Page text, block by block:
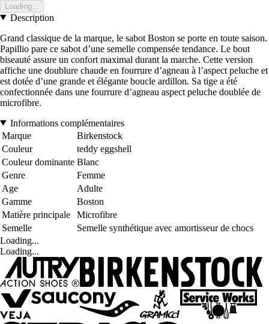
Loading...
Description
Grand classique de la marque, le sabot Boston se porte en toute saison.
Papillio pare ce sabot d’une semelle compensée tendance. Le bout
biseauté assure un confort maximal durant la marche. Cette version
affiche une doublure chaude en fourrure d’agneau à l’aspect peluche et
est dotée d’une grande et élégante boucle ardillon. Sa tige a été
confectionnée dans une fourrure d’agneau aspect peluche doublée de
microfibre.
Informations complémentaires
Marque
Birkenstock
Couleur
teddy eggshell
Couleur dominante Blanc
Genre
Femme
Age
Adulte
Gamme
Boston
Matière principale
Microfibre
Semelle
Semelle synthétique avec amortisseur de chocs
Loading...
Loading...